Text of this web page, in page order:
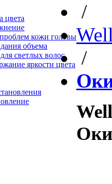
цвета
кожи головы
объема
светлых волос
яркости цвета
/
/